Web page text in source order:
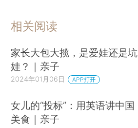
相关阅读
家长大包大揽，是爱娃还是坑
娃？｜亲子
2024年01月06日 APP打开
女儿的“投标”：用英语讲中国
美食｜亲子